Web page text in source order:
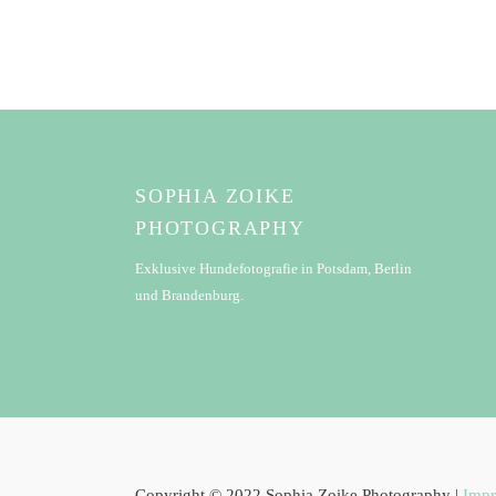
SOPHIA ZOIKE
PHOTOGRAPHY
Exklusive Hundefotografie in Potsdam, Berlin
und Brandenburg.